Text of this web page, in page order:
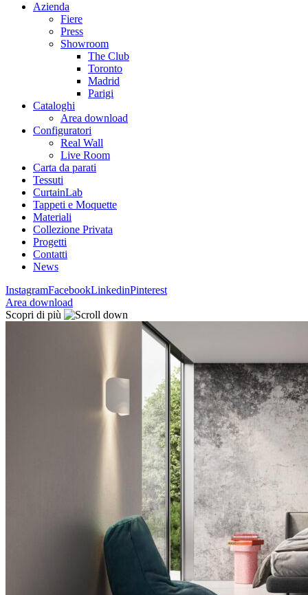
Azienda
Fiere
Press
Showroom
The Club
Toronto
Madrid
Parigi
Cataloghi
Area download
Configuratori
Real Wall
Live Room
Carta da parati
Tessuti
CurtainLab
Tappeti e Moquette
Materiali
Collezione Privata
Progetti
Contatti
News
InstagramFacebookLinkedinPinterest
Area download
Scopri di più